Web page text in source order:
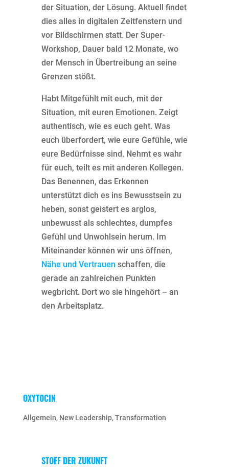
der Situation, der Lösung. Aktuell findet
dies alles in digitalen Zeitfenstern und
vor Bildschirmen statt. Der Super-
Workshop, Dauer bald 12 Monate, wo
der Mensch in Übertreibung an seine
Grenzen stößt.
Habt Mitgefühlt mit euch, mit der
Situation, mit euren Emotionen. Zeigt
authentisch, wie es euch geht. Was
euch überfordert, wie eure Gefühle, wie
eure Bedürfnisse sind. Nehmt es wahr
für euch, teilt es mit anderen Kollegen.
Das Benennen, das Erkennen
unterstützt dich es ins Bewusstsein zu
heben, sonst geistert es arglos,
unbewusst als schlechtes, dumpfes
Gefühl und Unwohlsein herum. Im
Miteinander können wir uns öffnen,
Nähe und Vertrauen schaffen, die
gerade an zahlreichen Punkten
wegbricht. Dort wo sie hingehört – an
den Arbeitsplatz.
OXYTOCIN
Allgemein, New Leadership,Transformation
STOFF DER ZUKUNFT